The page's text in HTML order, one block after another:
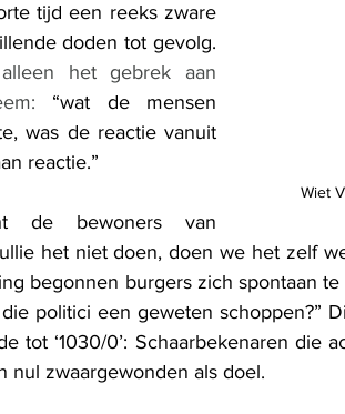
Wiet
tijd een reeks zware
doden tot gevolg.
het gebrek aan
“wat de mensen
was de reactie vanuit
reactie.”
de bewoners van
het niet doen, doen we het zelf
begonnen burgers zich spontaan te
politici een geweten schoppen?”
tot ‘1030/0’: Schaarbekenaren die
nul zwaargewonden als doel.